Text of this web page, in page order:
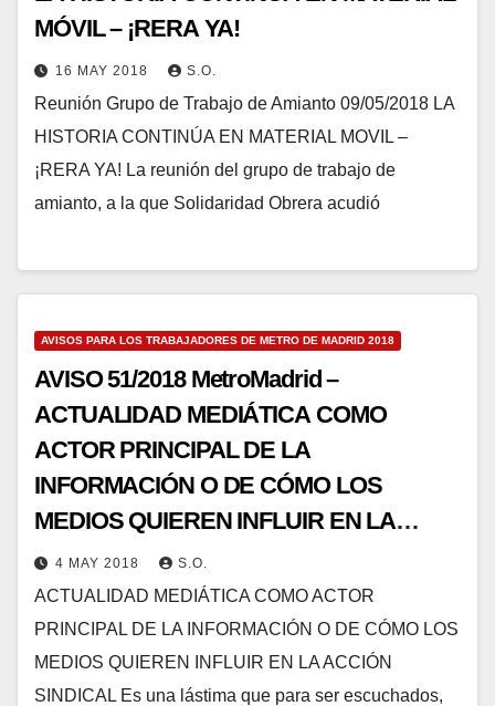
MÓVIL – ¡RERA YA!
16 MAY 2018 S.O.
Reunión Grupo de Trabajo de Amianto 09/05/2018 LA
HISTORIA CONTINÚA EN MATERIAL MOVIL –
¡RERA YA! La reunión del grupo de trabajo de
amianto, a la que Solidaridad Obrera acudió
AVISOS PARA LOS TRABAJADORES DE METRO DE MADRID 2018
AVISO 51/2018 MetroMadrid –
ACTUALIDAD MEDIÁTICA COMO
ACTOR PRINCIPAL DE LA
INFORMACIÓN O DE CÓMO LOS
MEDIOS QUIEREN INFLUIR EN LA
ACCIÓN SINDICAL
4 MAY 2018 S.O.
ACTUALIDAD MEDIÁTICA COMO ACTOR
PRINCIPAL DE LA INFORMACIÓN O DE CÓMO LOS
MEDIOS QUIEREN INFLUIR EN LA ACCIÓN
SINDICAL Es una lástima que para ser escuchados,